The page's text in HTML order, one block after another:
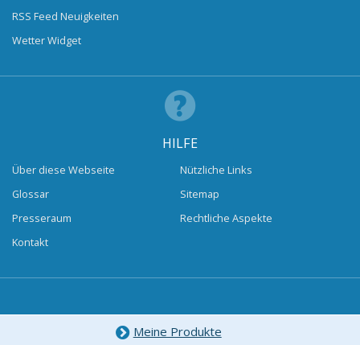
RSS Feed Neuigkeiten
Wetter Widget
HILFE
Über diese Webseite
Glossar
Presseraum
Kontakt
Nützliche Links
Sitemap
Rechtliche Aspekte
Meine Produkte